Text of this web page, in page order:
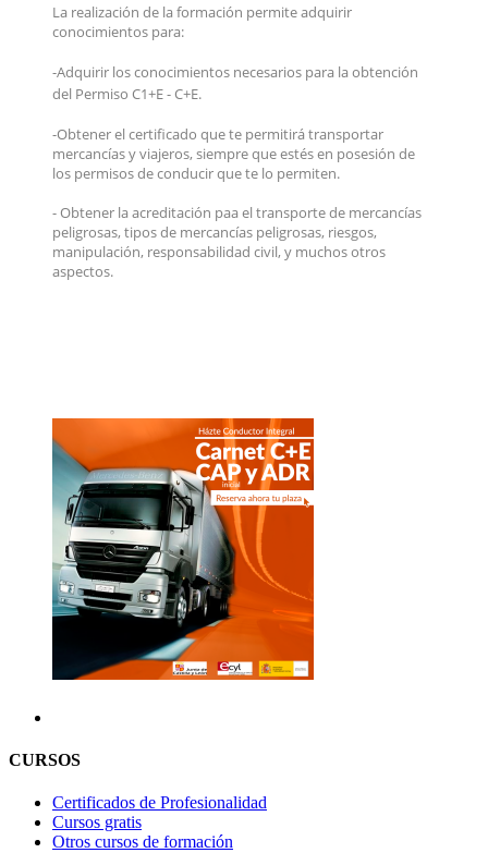
La realización de la formación permite adquirir
conocimientos para:
-Adquirir los conocimientos necesarios para la obtención
del Permiso C1+E - C+E.
-Obtener el certificado que te permitirá transportar
mercancías y viajeros, siempre que estés en posesión de
los permisos de conducir que te lo permiten.
- Obtener la acreditación paa el transporte de mercancías
peligrosas, tipos de mercancías peligrosas, riesgos,
manipulación, responsabilidad civil, y muchos otros
aspectos.
CURSOS
Certificados de Profesionalidad
Cursos gratis
Otros cursos de formación